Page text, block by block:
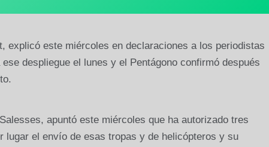
explicó este miércoles en declaraciones a los periodistas
despliegue el lunes y el Pentágono confirmó después
apuntó este miércoles que ha autorizado tres
lugar el envío de esas tropas y de helicópteros y su